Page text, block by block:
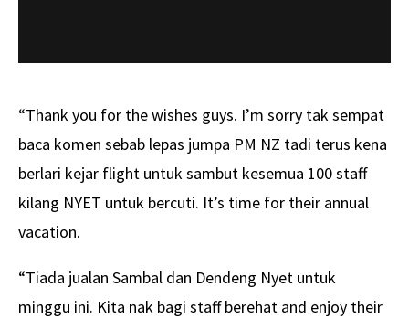
“Thank you for the wishes guys. I’m sorry tak sempat
baca komen sebab lepas jumpa PM NZ tadi terus kena
berlari kejar flight untuk sambut kesemua 100 staff
kilang NYET untuk bercuti. It’s time for their annual
vacation.
“Tiada jualan Sambal dan Dendeng Nyet untuk
minggu ini. Kita nak bagi staff berehat and enjoy their